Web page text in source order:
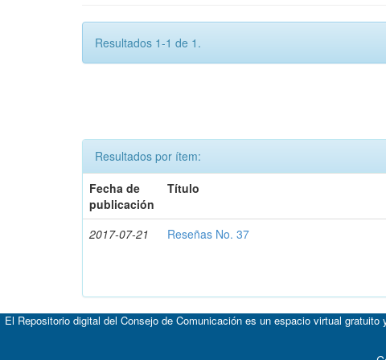
Resultados 1-1 de 1.
Resultados por ítem:
Fecha de
publicación
Título
2017-07-21 Reseñas No. 37
El Repositorio digital del Consejo de Comunicación es un espacio virtual